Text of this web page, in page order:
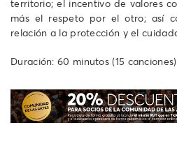
territorio; el incentivo de valores
más el respeto por el otro; así
relación a la protección y el
Duración: 60 minutos (15 canciones)